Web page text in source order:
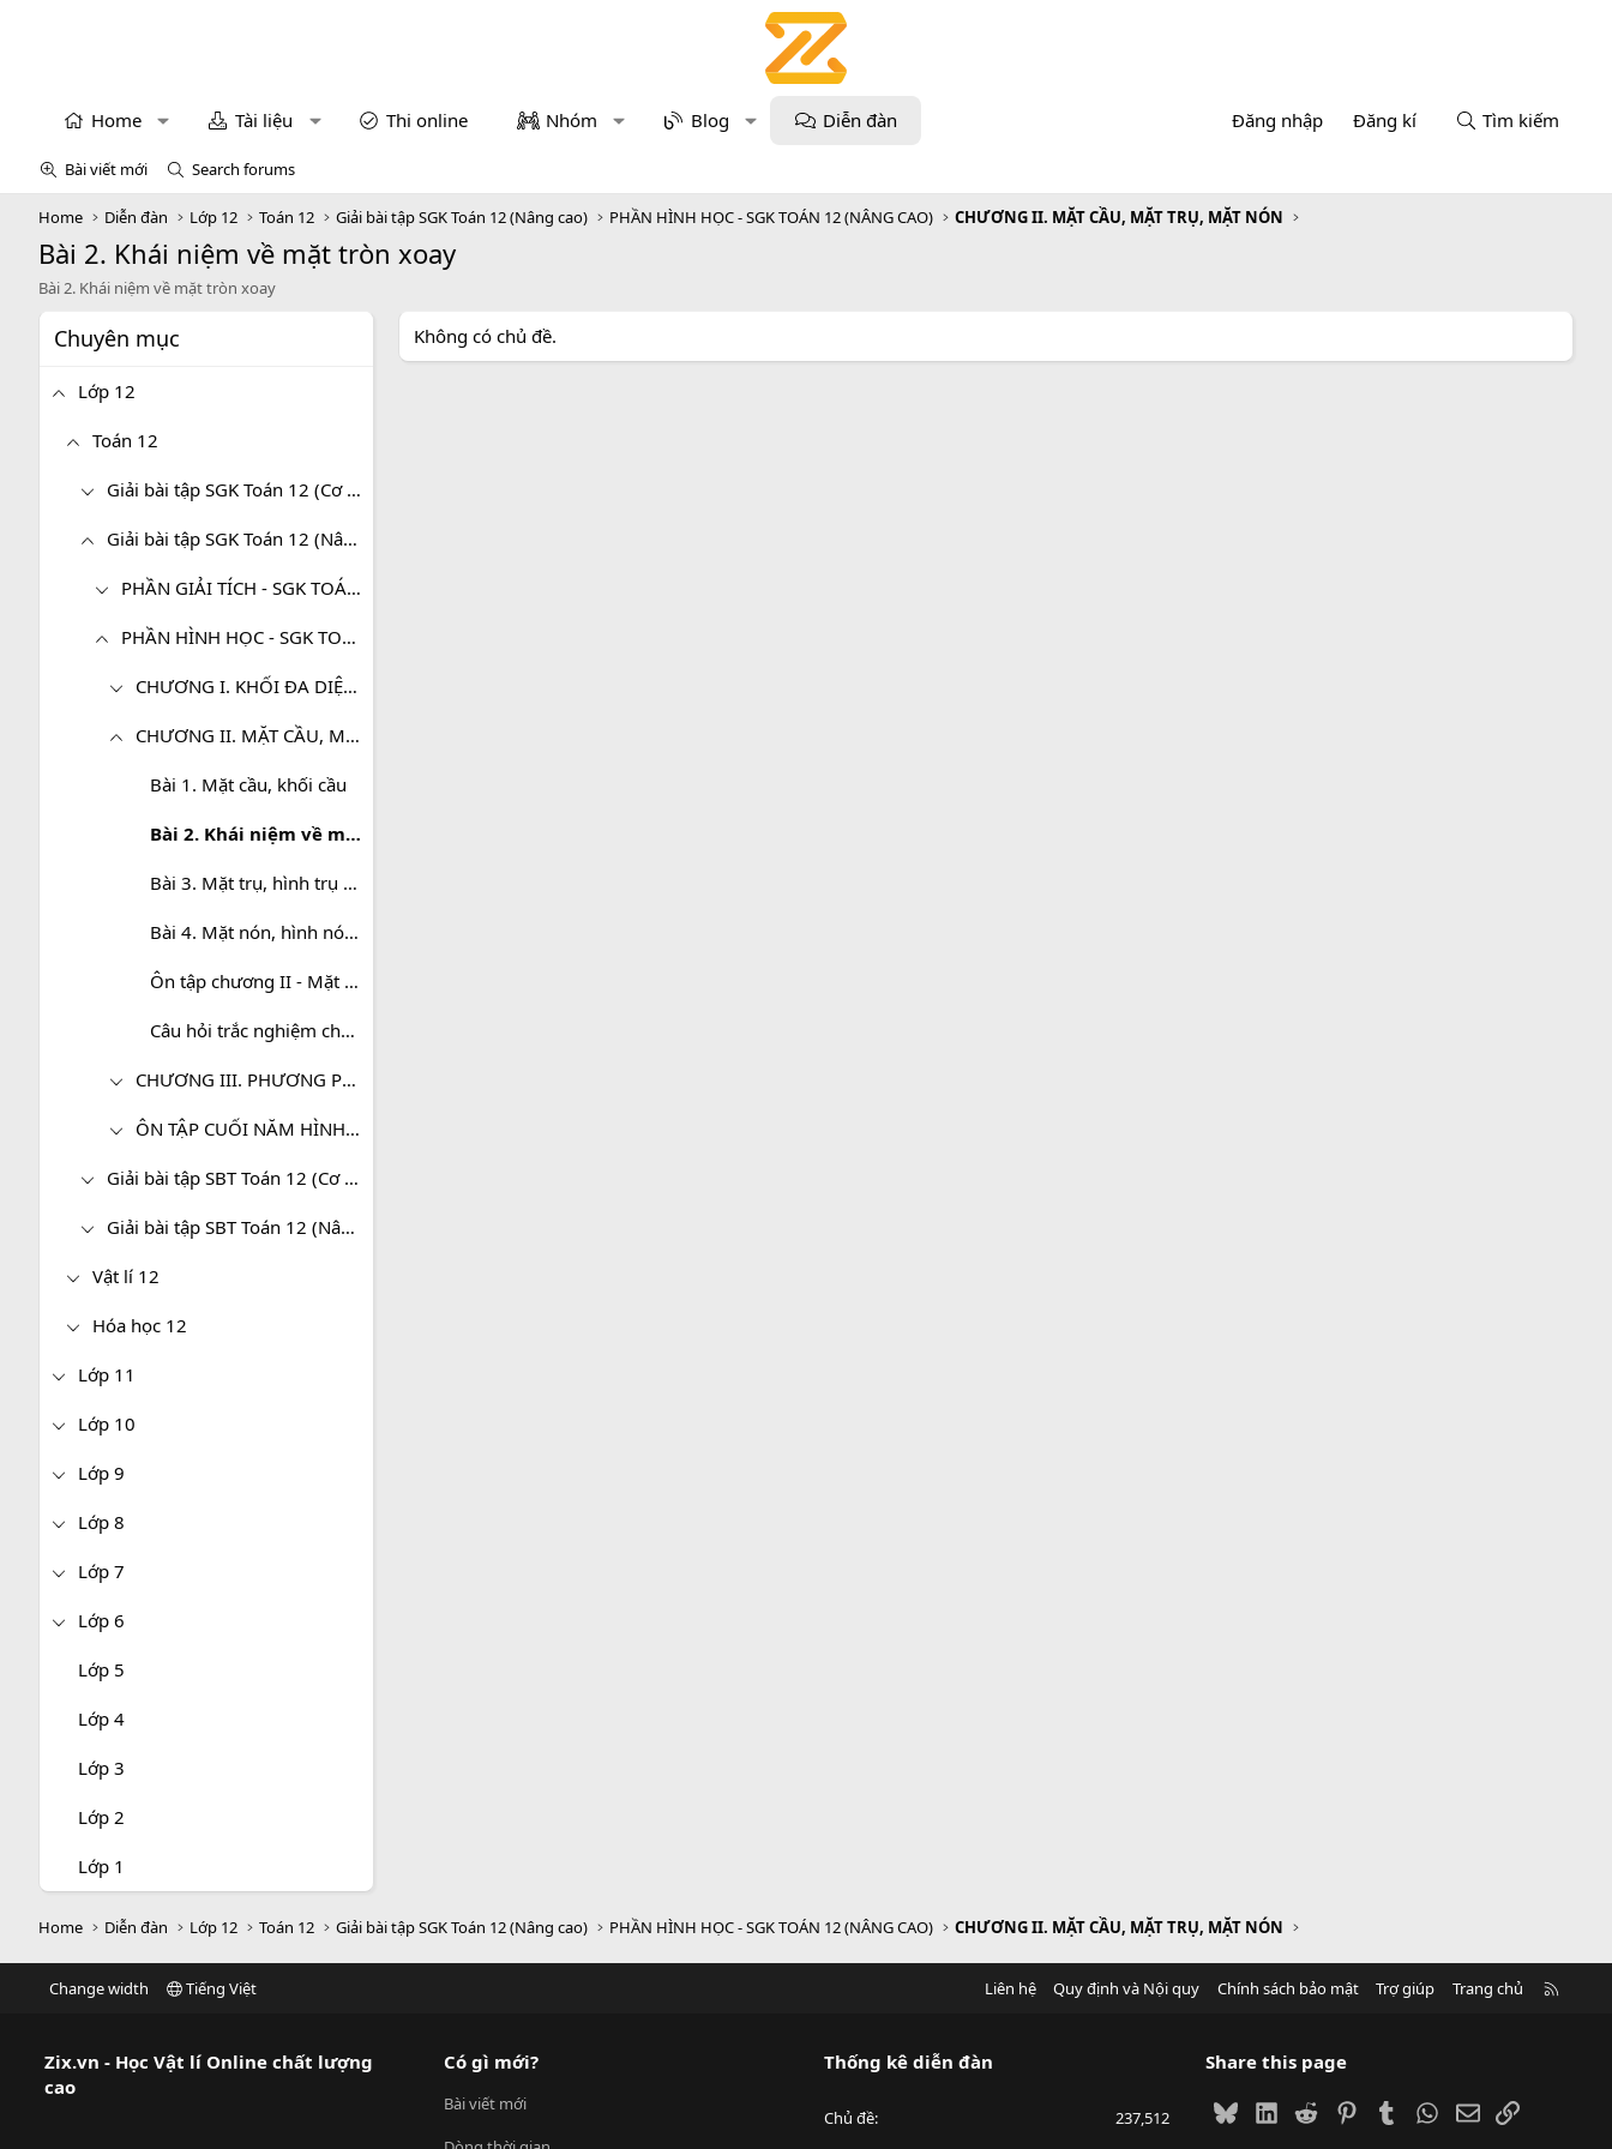
Home Tài liệu Thi online Nhóm Blog Diễn đàn Đăng nhập Đăng kí Tìm kiếm
Bài viết mới Search forums
Home Diễn đàn Lớp 12 Toán 12 Giải bài tập SGK Toán 12 (Nâng cao) PHẦN HÌNH HỌC - SGK TOÁN 12 (NÂNG CAO) CHƯƠNG II. MẶT CẦU, MẶT TRỤ, MẶT NÓN
Bài 2. Khái niệm về mặt tròn xoay
Bài 2. Khái niệm về mặt tròn xoay
Chuyên mục
Lớp 12
Toán 12
Giải bài tập SGK Toán 12 (Cơ bản)
Giải bài tập SGK Toán 12 (Nâng cao)
PHẦN GIẢI TÍCH - SGK TOÁN 12 (NÂNG CAO)
PHẦN HÌNH HỌC - SGK TOÁN 12 (NÂNG CAO)
CHƯƠNG I. KHỐI ĐA DIỆN VÀ THỂ TÍCH CỦA CHÚNG
CHƯƠNG II. MẶT CẦU, MẶT TRỤ, MẶT NÓN
Bài 1. Mặt cầu, khối cầu
Bài 2. Khái niệm về mặt tròn xoay
Bài 3. Mặt trụ, hình trụ và khối trụ
Bài 4. Mặt nón, hình nón và khối nón
Ôn tập chương II - Mặt cầu, mặt trụ, mặt nón
Câu hỏi trắc nghiệm chương II - Mặt cầu, mặt trụ, mặt nón
CHƯƠNG III. PHƯƠNG PHÁP TỌA ĐỘ TRONG KHÔNG GIAN
ÔN TẬP CUỐI NĂM HÌNH HỌC - TOÁN 12 NÂNG CAO
Giải bài tập SBT Toán 12 (Cơ bản)
Giải bài tập SBT Toán 12 (Nâng cao)
Vật lí 12
Hóa học 12
Lớp 11
Lớp 10
Lớp 9
Lớp 8
Lớp 7
Lớp 6
Lớp 5
Lớp 4
Lớp 3
Lớp 2
Lớp 1
Không có chủ đề.
Home Diễn đàn Lớp 12 Toán 12 Giải bài tập SGK Toán 12 (Nâng cao) PHẦN HÌNH HỌC - SGK TOÁN 12 (NÂNG CAO) CHƯƠNG II. MẶT CẦU, MẶT TRỤ, MẶT NÓN
Change width Tiếng Việt Liên hệ Quy định và Nội quy Chính sách bảo mật Trợ giúp Trang chủ
Zix.vn - Học Vật lí Online chất lượng
cao
Có gì mới?
Bài viết mới
Thống kê diễn đàn
Chủ đề 237,512
Share this page
BlueskyLinkedIn
Reddit PinterestTumblrWhatsApp
EmailLink